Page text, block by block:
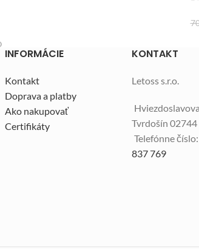
INFORMÁCIE
Kontakt
Doprava a platby
Ako nakupovať
Certifikáty
KONTAKT
Letoss s.r.o.
Tvrdošín 02744
Telefónne číslo:
837 769